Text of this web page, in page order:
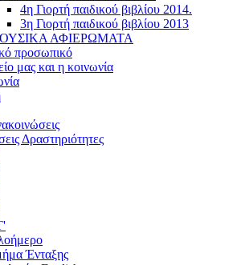
4η Γιορτή παιδικού βιβλίου 2014.
3η Γιορτή παιδικού βιβλίου 2013
ΑΦΙΕΡΩΜΑΤΑ
προσωπικό
μας και η κοινωνία
Δραστηριότητες
Ένταξης